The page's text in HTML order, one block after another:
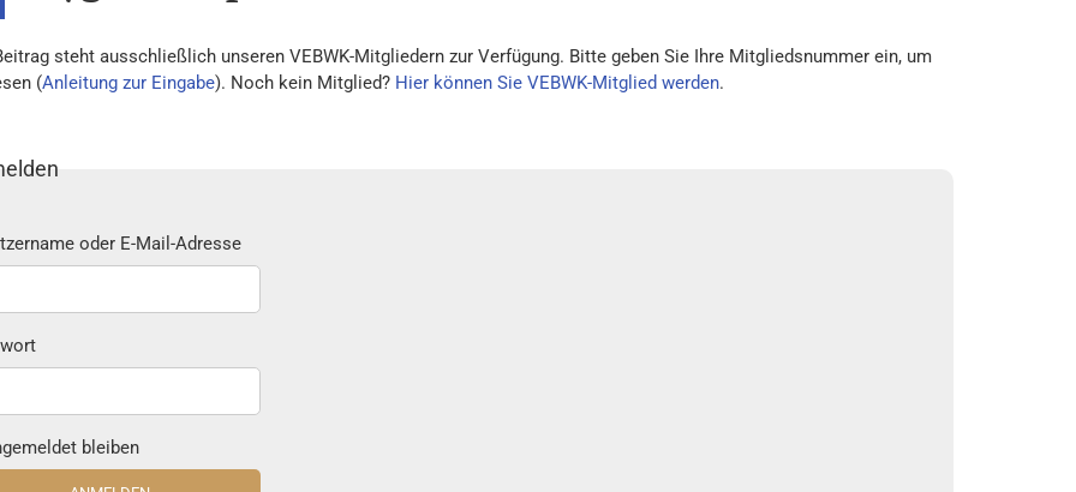
steht ausschließlich unseren VEBWK-Mitgliedern zur Verfügung. Bitte geben Sie Ihre Mitgliedsnummer ein, um
(Anleitung zur Eingabe). Noch kein Mitglied? Hier können Sie VEBWK-Mitglied werden.
oder E-Mail-Adresse
bleiben